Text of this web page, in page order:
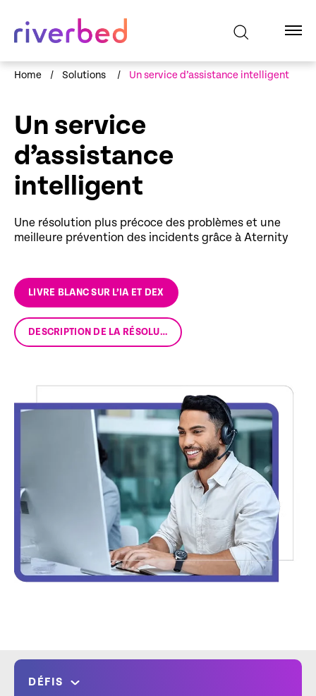
Home / Solutions / Un service d’assistance intelligent
Un service
d’assistance
intelligent
Une résolution plus précoce des problèmes et une
meilleure prévention des incidents grâce à Aternity
LIVRE BLANC SUR L’IA ET DEX
DESCRIPTION DE LA RÉSOLUTION PRÉCOCE
DÉFIS